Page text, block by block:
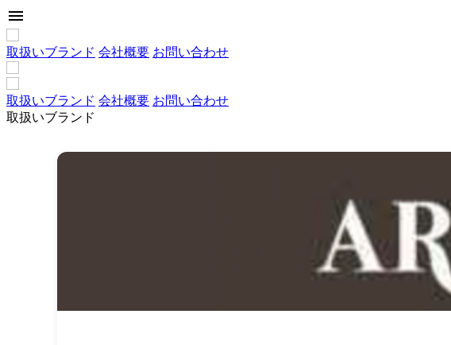
menu
取扱いブランド 会社概要 お問い合わせ
取扱いブランド 会社概要 お問い合わせ
取扱いブランド